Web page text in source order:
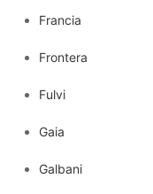
Francia
Frontera
Fulvi
Gaia
Galbani